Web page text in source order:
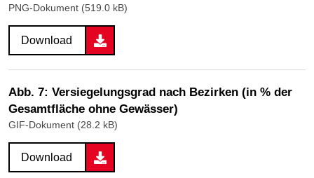
PNG-Dokument (519.0 kB)
Download
Abb. 7: Versiegelungsgrad nach Bezirken (in % der
Gesamtfläche ohne Gewässer)
GIF-Dokument (28.2 kB)
Download